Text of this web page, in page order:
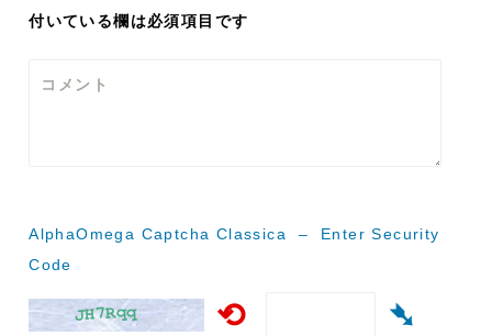
ゲ
ー
ン
付いている欄は必須項目です
コメント
AlphaOmega Captcha Classica – Enter Security
Code
⟲ ➴